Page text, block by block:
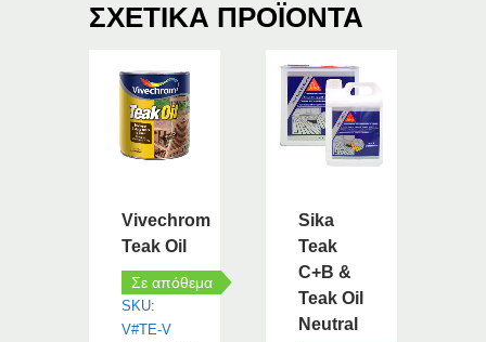
ΣΧΕΤΙΚΆ ΠΡΟΪΌΝΤΑ
Vivechrom
Teak Oil
Σε απόθεμα
SKU:
V#TE-V
Sika
Teak
C+B &
Teak Oil
Neutral